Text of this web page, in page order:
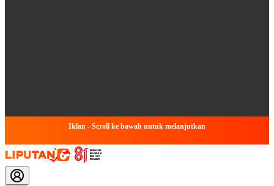
Iklan - Scroll ke bawah untuk melanjutkan